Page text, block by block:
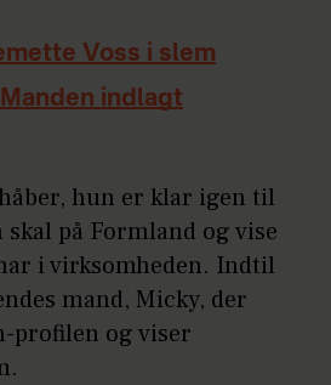
Voss i slem
indlagt
hun er klar igen til
på Formland og vise
i virksomheden. Indtil
mand, Micky, der
profilen og viser